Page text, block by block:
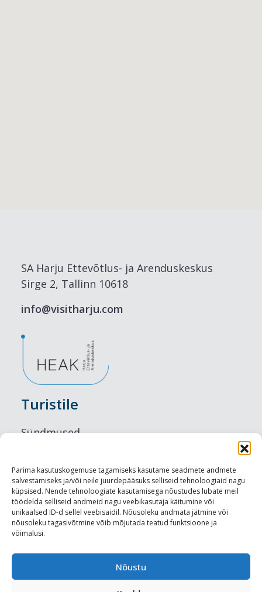
Parima kasutuskogemuse tagamiseks kasutame seadmete andmete
salvestamiseks ja/või neile juurdepääsuks selliseid tehnoloogiaid nagu
küpsised. Nende tehnoloogiate kasutamisega nõustudes lubate meil
töödelda selliseid andmeid nagu veebikasutaja käitumine või
unikaalsed ID-d sellel veebisaidil. Nõusoleku andmata jätmine või
nõusoleku tagasivõtmine võib mõjutada teatud funktsioone ja
võimalusi.
Nõustu
SA Harju Ettevõtlus- ja Arenduskeskus
Sirge 2, Tallinn 10618
info@visitharju.com
Turistile
Sündmused
Maitseelamused
Vaatamisväärsused
Visit Tallinn
Turismiprofessionaalile